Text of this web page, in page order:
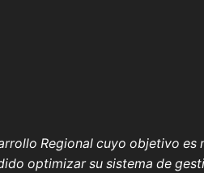
Regional cuyo objetivo
optimizar su sistema de